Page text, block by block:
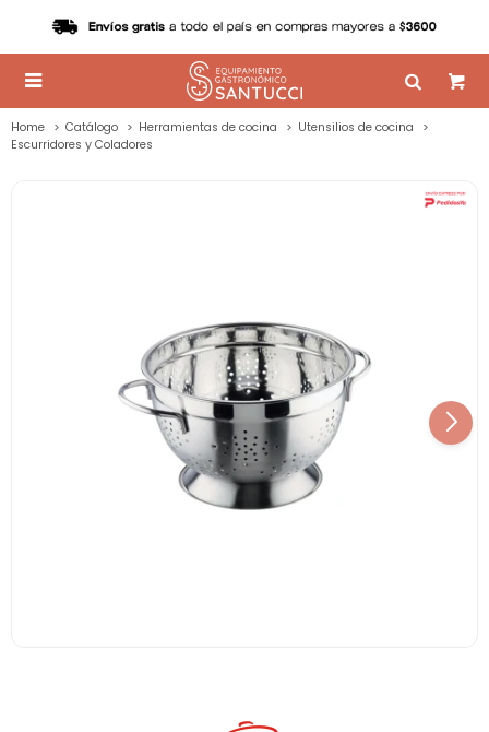

Home Catálogo Herramientas de cocina
Utensilios de cocina
Escurridores y Coladores